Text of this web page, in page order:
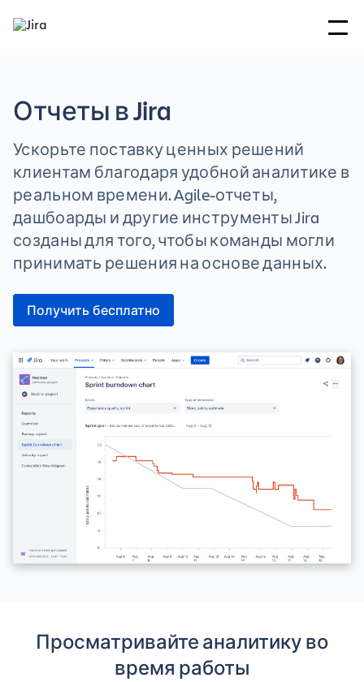
Отчеты в Jira
Ускорьте поставку ценных решений
клиентам благодаря удобной аналитике в
реальном времени. Agile-отчеты,
дашбоарды и другие инструменты Jira
созданы для того, чтобы команды могли
принимать решения на основе данных.
Получить бесплатно
Просматривайте аналитику во
время работы